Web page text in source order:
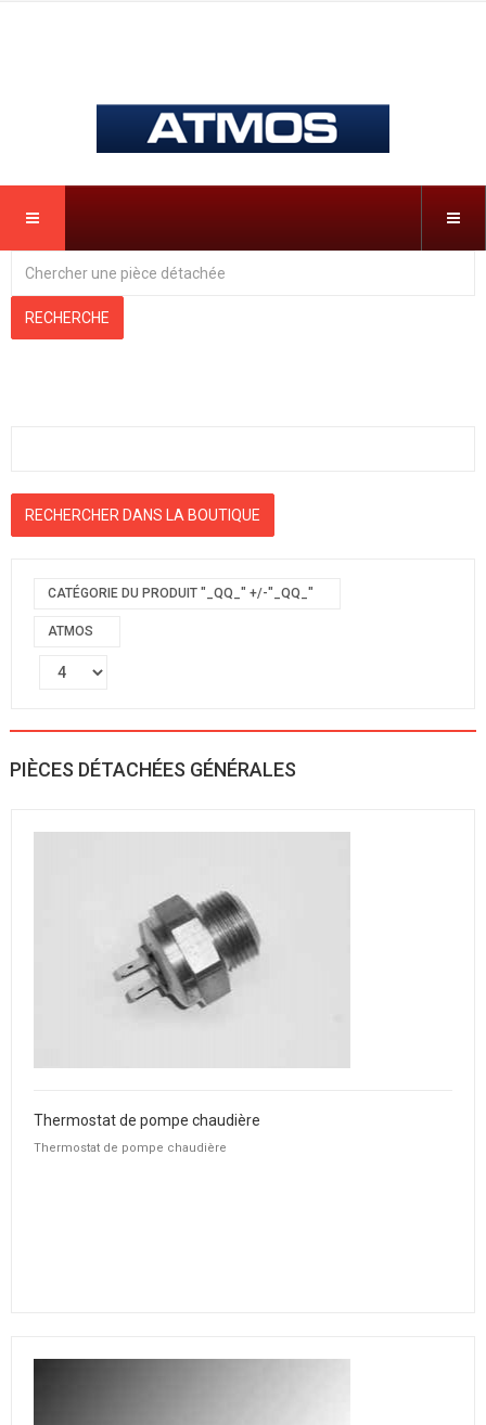
CATÉGORIE DU PRODUIT "_QQ_" +/-"_QQ_"
ATMOS
PIÈCES DÉTACHÉES GÉNÉRALES
Thermostat de pompe chaudière
Thermostat de pompe chaudière